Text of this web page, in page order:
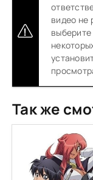
видео не
Так же